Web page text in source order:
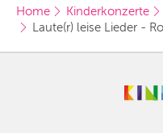
Home Kinderkonzerte
Laute(r) leise Lieder -